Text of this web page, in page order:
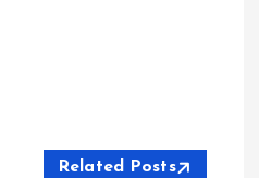
م
Related Posts